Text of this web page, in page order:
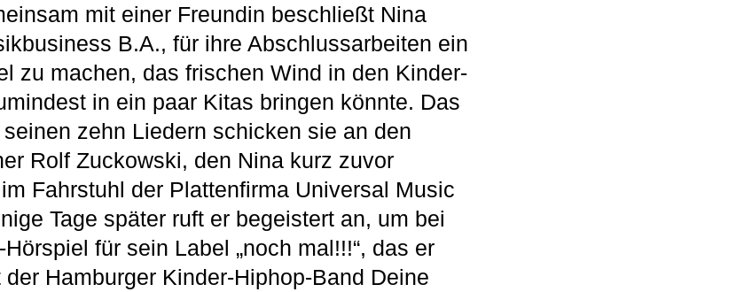
mit einer Freundin beschließt Nina
B.A., für ihre Abschlussarbeiten ein
zu machen, das frischen Wind in den Kinder-
in ein paar Kitas bringen könnte. Das
zehn Liedern schicken sie an den
Rolf Zuckowski, den Nina kurz zuvor
Fahrstuhl der Plattenfirma Universal Music
Tage später ruft er begeistert an, um bei
für sein Label „noch mal!!!“, das er
Hamburger Kinder-Hiphop-Band Deine